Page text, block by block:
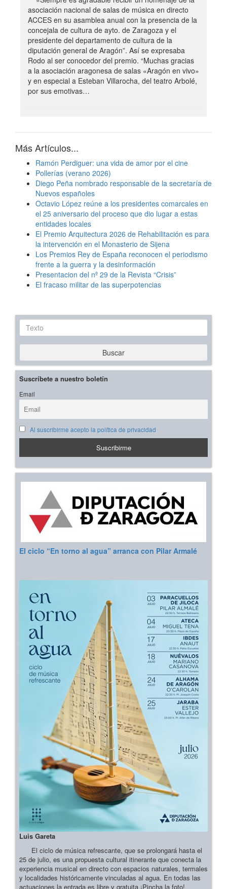
asociación nacional de salas de música en directo
ACCES en su asamblea anual con la presencia de la
concejala de cultura de ayto. de Zaragoza y el
presidente del departamento de cultura de la
diputación general de Aragón”. Así se expresaba
Rodo al ser conocedor del premio. “Muchas gracias
a la asociación aragonesa de salas «Aragón en vivo»
y en especial a Esteban Villarocha, del teatro Arbolé,
por sus emotivas…
Más Artículos...
Ramón Perdiguer: una vida de amor por el cine
Pollerías (verano 2026)
Diego Peña nombrado responsable de la secretaría de
Nuevos españoles
Octavio López reúne a los presidentes comarcales en
el 25 aniversario del proceso que dio lugar a estas
entidades locales
El Premio Arquitectura 2026 de Rehabilitación es para
la intervención en el Monasterio de Sijena
Los Premios Rey de España reconocen el periodismo
frente a la guerra y la desinformación
Presentacion del nº 29 de la Revista “Crisis”
El fracaso militar de las superpotencias
Texto
Buscar
Suscríbete a nuestro boletín
Email
Al suscribirme acepto la política de privacidad
El ciclo “En torno al agua” arranca con Pilar Armalé
Luis Gareta
El ciclo de música refrescante, que se prolongará hasta el
25 de julio, es una propuesta cultural itinerante que conecta la
experiencia musical en directo con espacios naturales, termales
y localidades históricamente vinculadas al agua. En todas las
actuaciones la entrada es libre y gratuita ¡Pincha la foto!